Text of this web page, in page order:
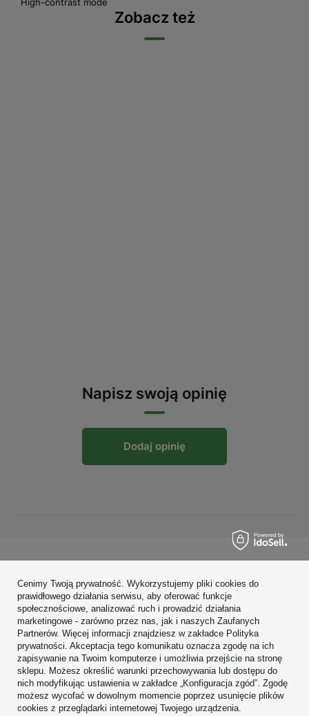
Zobacz też
Napisz swoją opinię
Dodaj opinię
Konto
Regulaminy
Zobacz również
W sklepie prezentujemy ceny brutto (z VAT).
Cenimy Twoją prywatność. Wykorzystujemy pliki cookies do
prawidłowego działania serwisu, aby oferować funkcje
społecznościowe, analizować ruch i prowadzić działania
marketingowe - zarówno przez nas, jak i naszych Zaufanych
Partnerów. Więcej informacji znajdziesz w zakładce Polityka
prywatności. Akceptacja tego komunikatu oznacza zgodę na ich
zapisywanie na Twoim komputerze i umożliwia przejście na stronę
sklepu. Możesz określić warunki przechowywania lub dostępu do
nich modyfikując ustawienia w zakładce „Konfiguracja zgód”. Zgodę
możesz wycofać w dowolnym momencie poprzez usunięcie plików
cookies z przeglądarki internetowej Twojego urządzenia.